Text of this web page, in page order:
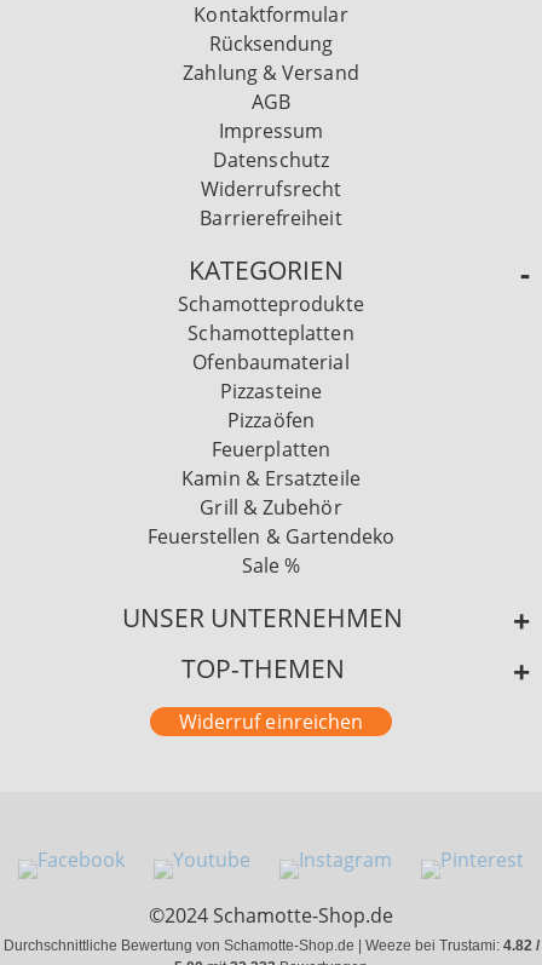
Kontaktformular
Rücksendung
Zahlung & Versand
AGB
Impressum
Datenschutz
Widerrufsrecht
Barrierefreiheit
KATEGORIEN
Schamotteprodukte
Schamotteplatten
Ofenbaumaterial
Pizzasteine
Pizzaöfen
Feuerplatten
Kamin & Ersatzteile
Grill & Zubehör
Feuerstellen & Gartendeko
Sale %
UNSER UNTERNEHMEN
TOP-THEMEN
Widerruf einreichen
©2024 Schamotte-Shop.de
Durchschnittliche Bewertung von Schamotte-Shop.de | Weeze bei Trustami: 4.82 /